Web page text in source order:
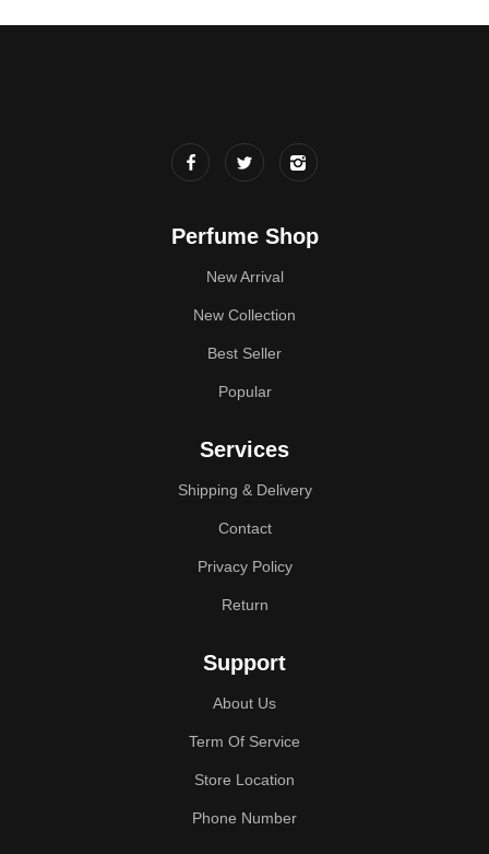
Perfume Shop
New Arrival
New Collection
Best Seller
Popular
Services
Shipping & Delivery
Contact
Privacy Policy
Return
Support
About Us
Term Of Service
Store Location
Phone Number